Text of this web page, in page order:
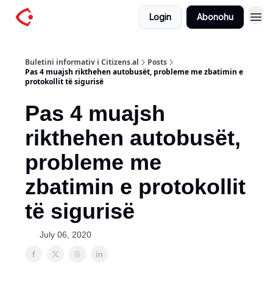
Login Abonohu
Buletini informativ i Citizens.al
Posts
Pas 4 muajsh rikthehen autobusët, probleme me zbatimin e
protokollit të sigurisë
Pas 4 muajsh
rikthehen autobusët,
probleme me
zbatimin e protokollit
të sigurisë
July 06, 2020